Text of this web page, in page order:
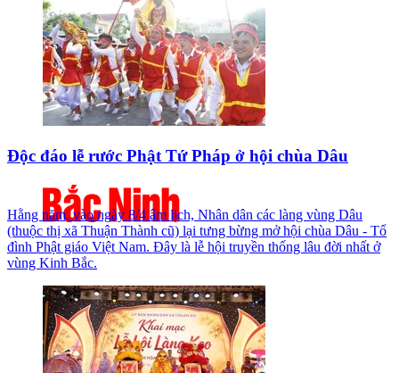
Độc đáo lễ rước Phật Tứ Pháp ở hội chùa Dâu
Hằng năm, vào ngày 8/4 âm lịch, Nhân dân các làng vùng Dâu
(thuộc thị xã Thuận Thành cũ) lại tưng bừng mở hội chùa Dâu - Tổ
đình Phật giáo Việt Nam. Đây là lễ hội truyền thống lâu đời nhất ở
vùng Kinh Bắc.